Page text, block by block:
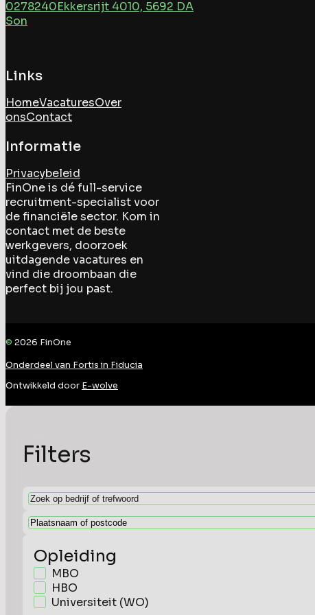
0278240Ekkersrijt 4010, 5692 DA
Son
Links
HomeVacaturesOver
onsContact
Informatie
Privacybeleid
FinOne is dé full-service
recruitment-specialist voor
de financiële sector. Kom in
contact met de beste
werkgevers, doorzoek
uitdagende vacatures en
vind die droombaan die
perfect bij jou past.
© 2026 FinOne
Onderdeel van Fortis in Fiducia
Ontwikkeld door E-wolve
Filters
Opleiding
MBO
HBO
Universiteit (WO)